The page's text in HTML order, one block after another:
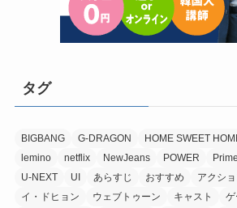
タグ
BIGBANG G-DRAGON HOME SWEET
lemino
netflix NewJeans POWER
U-NEXT
UI あらすじ おすすめ アクシ
イ・ドヒョン
ウェブトゥーン キャスト